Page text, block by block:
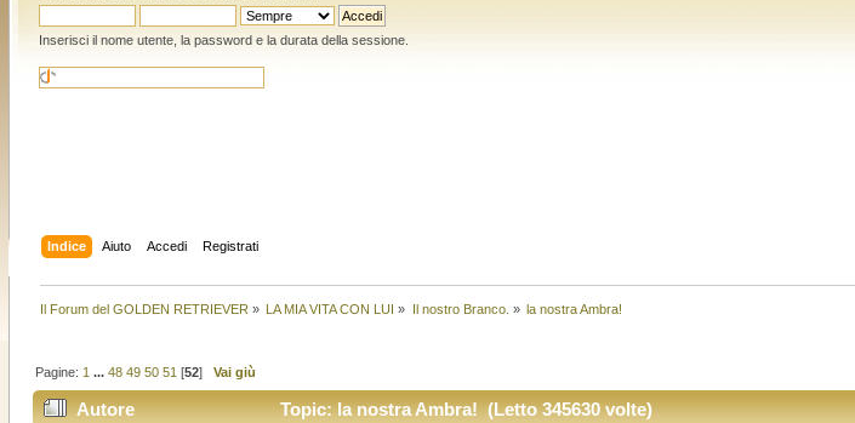
Inserisci il nome utente, la password e la durata della sessione.
Indice Aiuto Accedi Registrati
Il Forum del GOLDEN RETRIEVER » LA MIA VITA CON LUI » Il nostro Branco. » la nostra Ambra!
Pagine: 1 ... 48 49 50 51 [52] Vai giù
Autore Topic: la nostra Ambra! (Letto 345630 volte)